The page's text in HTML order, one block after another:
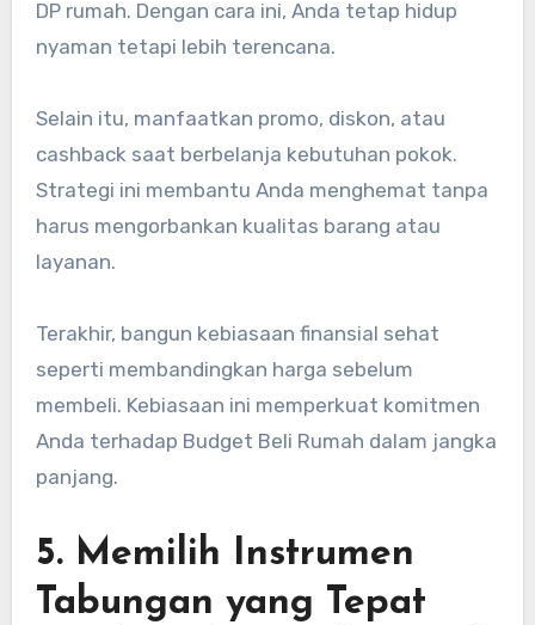
DP rumah. Dengan cara ini, Anda tetap hidup
nyaman tetapi lebih terencana.
Selain itu, manfaatkan promo, diskon, atau
cashback saat berbelanja kebutuhan pokok.
Strategi ini membantu Anda menghemat tanpa
harus mengorbankan kualitas barang atau
layanan.
Terakhir, bangun kebiasaan finansial sehat
seperti membandingkan harga sebelum
membeli. Kebiasaan ini memperkuat komitmen
Anda terhadap Budget Beli Rumah dalam jangka
panjang.
5. Memilih Instrumen
Tabungan yang Tepat